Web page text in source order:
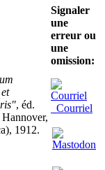
, éd.
1912.
Signaler
une
erreur ou
une
omission:
Courriel